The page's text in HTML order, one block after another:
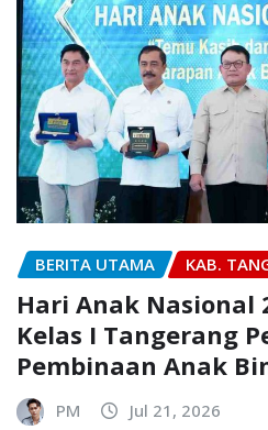
BERITA UTAMA KAB.
Hari Anak Nasional
Kelas I Tangerang
Pembinaan Anak
PM Jul 21, 2026